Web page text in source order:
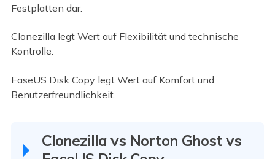
Festplatten dar.
Clonezilla legt Wert auf Flexibilität und technische
Kontrolle.
EaseUS Disk Copy legt Wert auf Komfort und
Benutzerfreundlichkeit.
Clonezilla vs Norton Ghost vs